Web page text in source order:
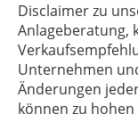
Disclaimer zu
Anlageberatung,
Unternehmen
Änderungen
können zu